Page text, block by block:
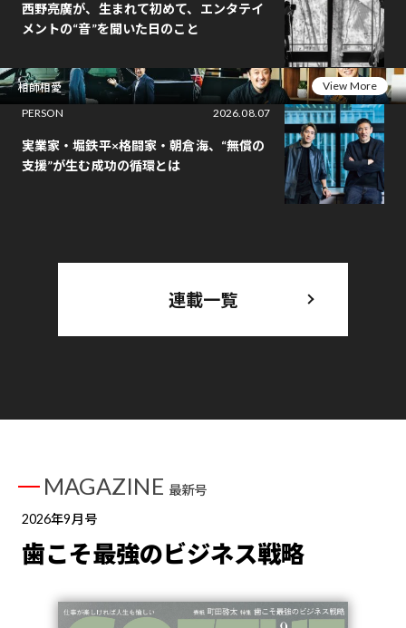
西野亮廣が、生まれて初めて、エンタテイ
メントの“音”を聞いた日のこと
相師相愛
View More
PERSON
2026.08.07
実業家・堀鉄平×格闘家・朝倉海、“無償の
支援”が生む成功の循環とは
連載一覧
MAGAZINE 最新号
2026年9月号
歯こそ最強のビジネス戦略